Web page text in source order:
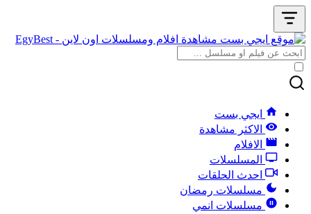
ايجي بست
الاكثر مشاهدة
الافلام
المسلسلات
احدث الحلقات
مسلسلات رمضان
مسلسلات انمي